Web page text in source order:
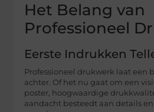
Het Belang van
Professioneel
Eerste Indrukken
Professioneel drukwerk laat een
achter. Of het nu gaat om een
poster, hoogwaardige
aandacht besteedt aan details